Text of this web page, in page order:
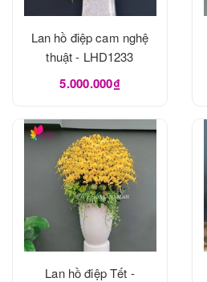
Lan hồ điệp cam nghệ
thuật - LHD1233
5.000.000₫
Lan hồ điệp Tết -